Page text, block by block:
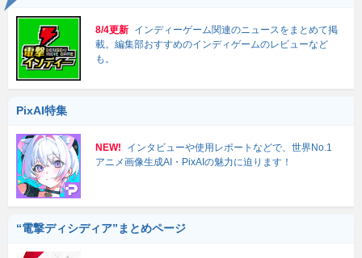
8/4更新 インディーゲーム関連のニュースをまとめて掲
載。編集部おすすめのインディゲームのレビューなど
も。
PixAI特集
NEW!
インタビューや使用レポートなどで、世界No.1
アニメ画像生成AI・PixAIの魅力に迫ります！
“電撃ディシディア”まとめページ